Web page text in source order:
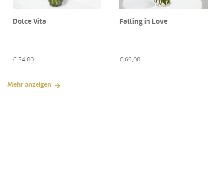
Dolce Vita
€ 54,00
Falling in Love
€ 69,00
Mehr anzeigen